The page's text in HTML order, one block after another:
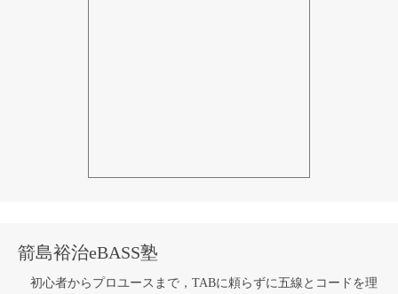
箭島裕治eBASS塾
初心者からプロユースまで，TABに頼らずに五線とコードを理